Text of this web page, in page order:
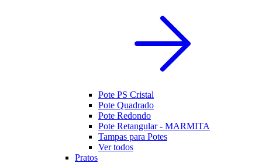
Pote PS Cristal
Pote Quadrado
Pote Redondo
Pote Retangular - MARMITA
Tampas para Potes
Ver todos
Pratos